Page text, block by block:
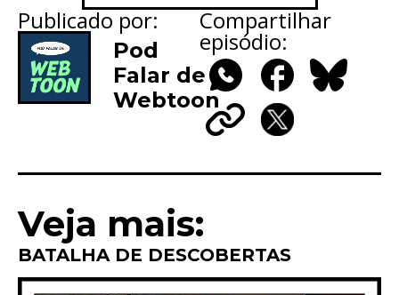
Publicado por:
Pod
Falar de
Webtoon
Compartilhar
episódio:
WhatsAppFacebook
Veja mais:
BATALHA DE DESCOBERTAS